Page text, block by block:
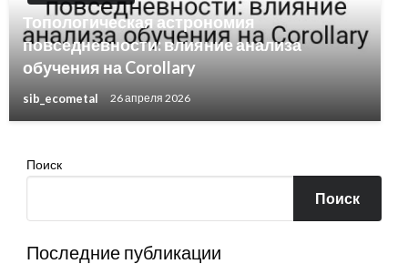
Топологическая астрономия
повседневности: влияние анализа
обучения на Corollary
sib_ecometal 26 апреля 2026
Поиск
Поиск
Последние публикации